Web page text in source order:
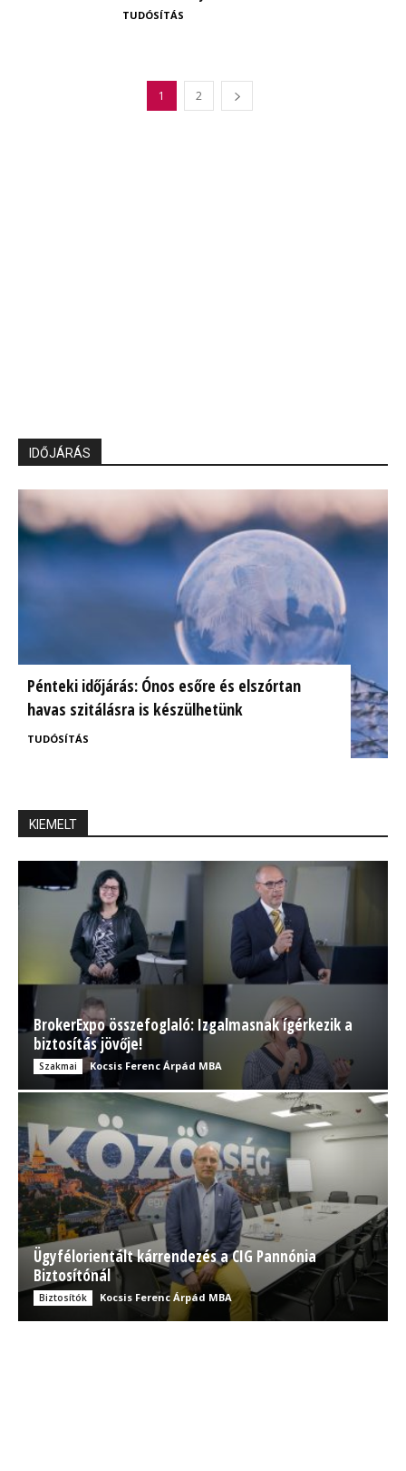
TUDÓSÍTÁS
1 2
IDŐJÁRÁS
Pénteki időjárás: Ónos esőre és elszórtan
havas szitálásra is készülhetünk
TUDÓSÍTÁS
KIEMELT
BrokerExpo összefoglaló: Izgalmasnak ígérkezik a
biztosítás jövője!
Szakmai Kocsis Ferenc Árpád MBA
Ügyfélorientált kárrendezés a CIG Pannónia
Biztosítónál
Biztosítók Kocsis Ferenc Árpád MBA